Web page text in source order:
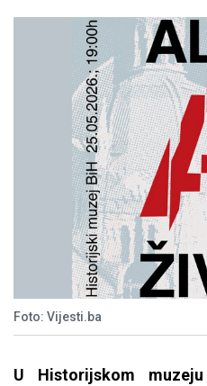
Foto: Vijesti.ba
U Historijskom